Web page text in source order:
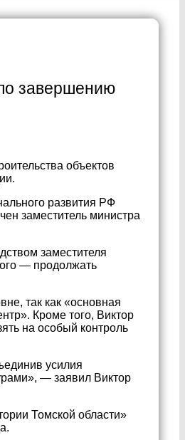
завершению
объектов
развития РФ
заместитель министра
заместителя
— продолжать
так как «основная
Кроме того, Виктор
на особый контроль
усилия
— заявил Виктор
Томской области»